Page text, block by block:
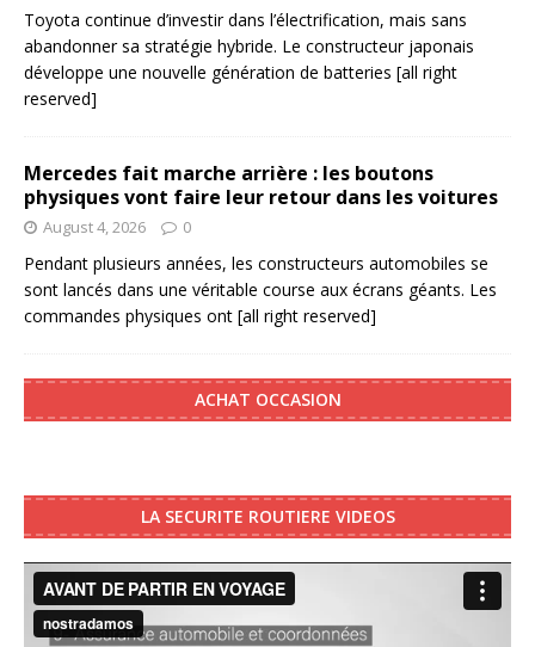
Toyota continue d’investir dans l’électrification, mais sans
abandonner sa stratégie hybride. Le constructeur japonais
développe une nouvelle génération de batteries [all right
reserved]
Mercedes fait marche arrière : les boutons
physiques vont faire leur retour dans les voitures
August 4, 2026 0
Pendant plusieurs années, les constructeurs automobiles se
sont lancés dans une véritable course aux écrans géants. Les
commandes physiques ont [all right reserved]
ACHAT OCCASION
LA SECURITE ROUTIERE VIDEOS
Video
Player